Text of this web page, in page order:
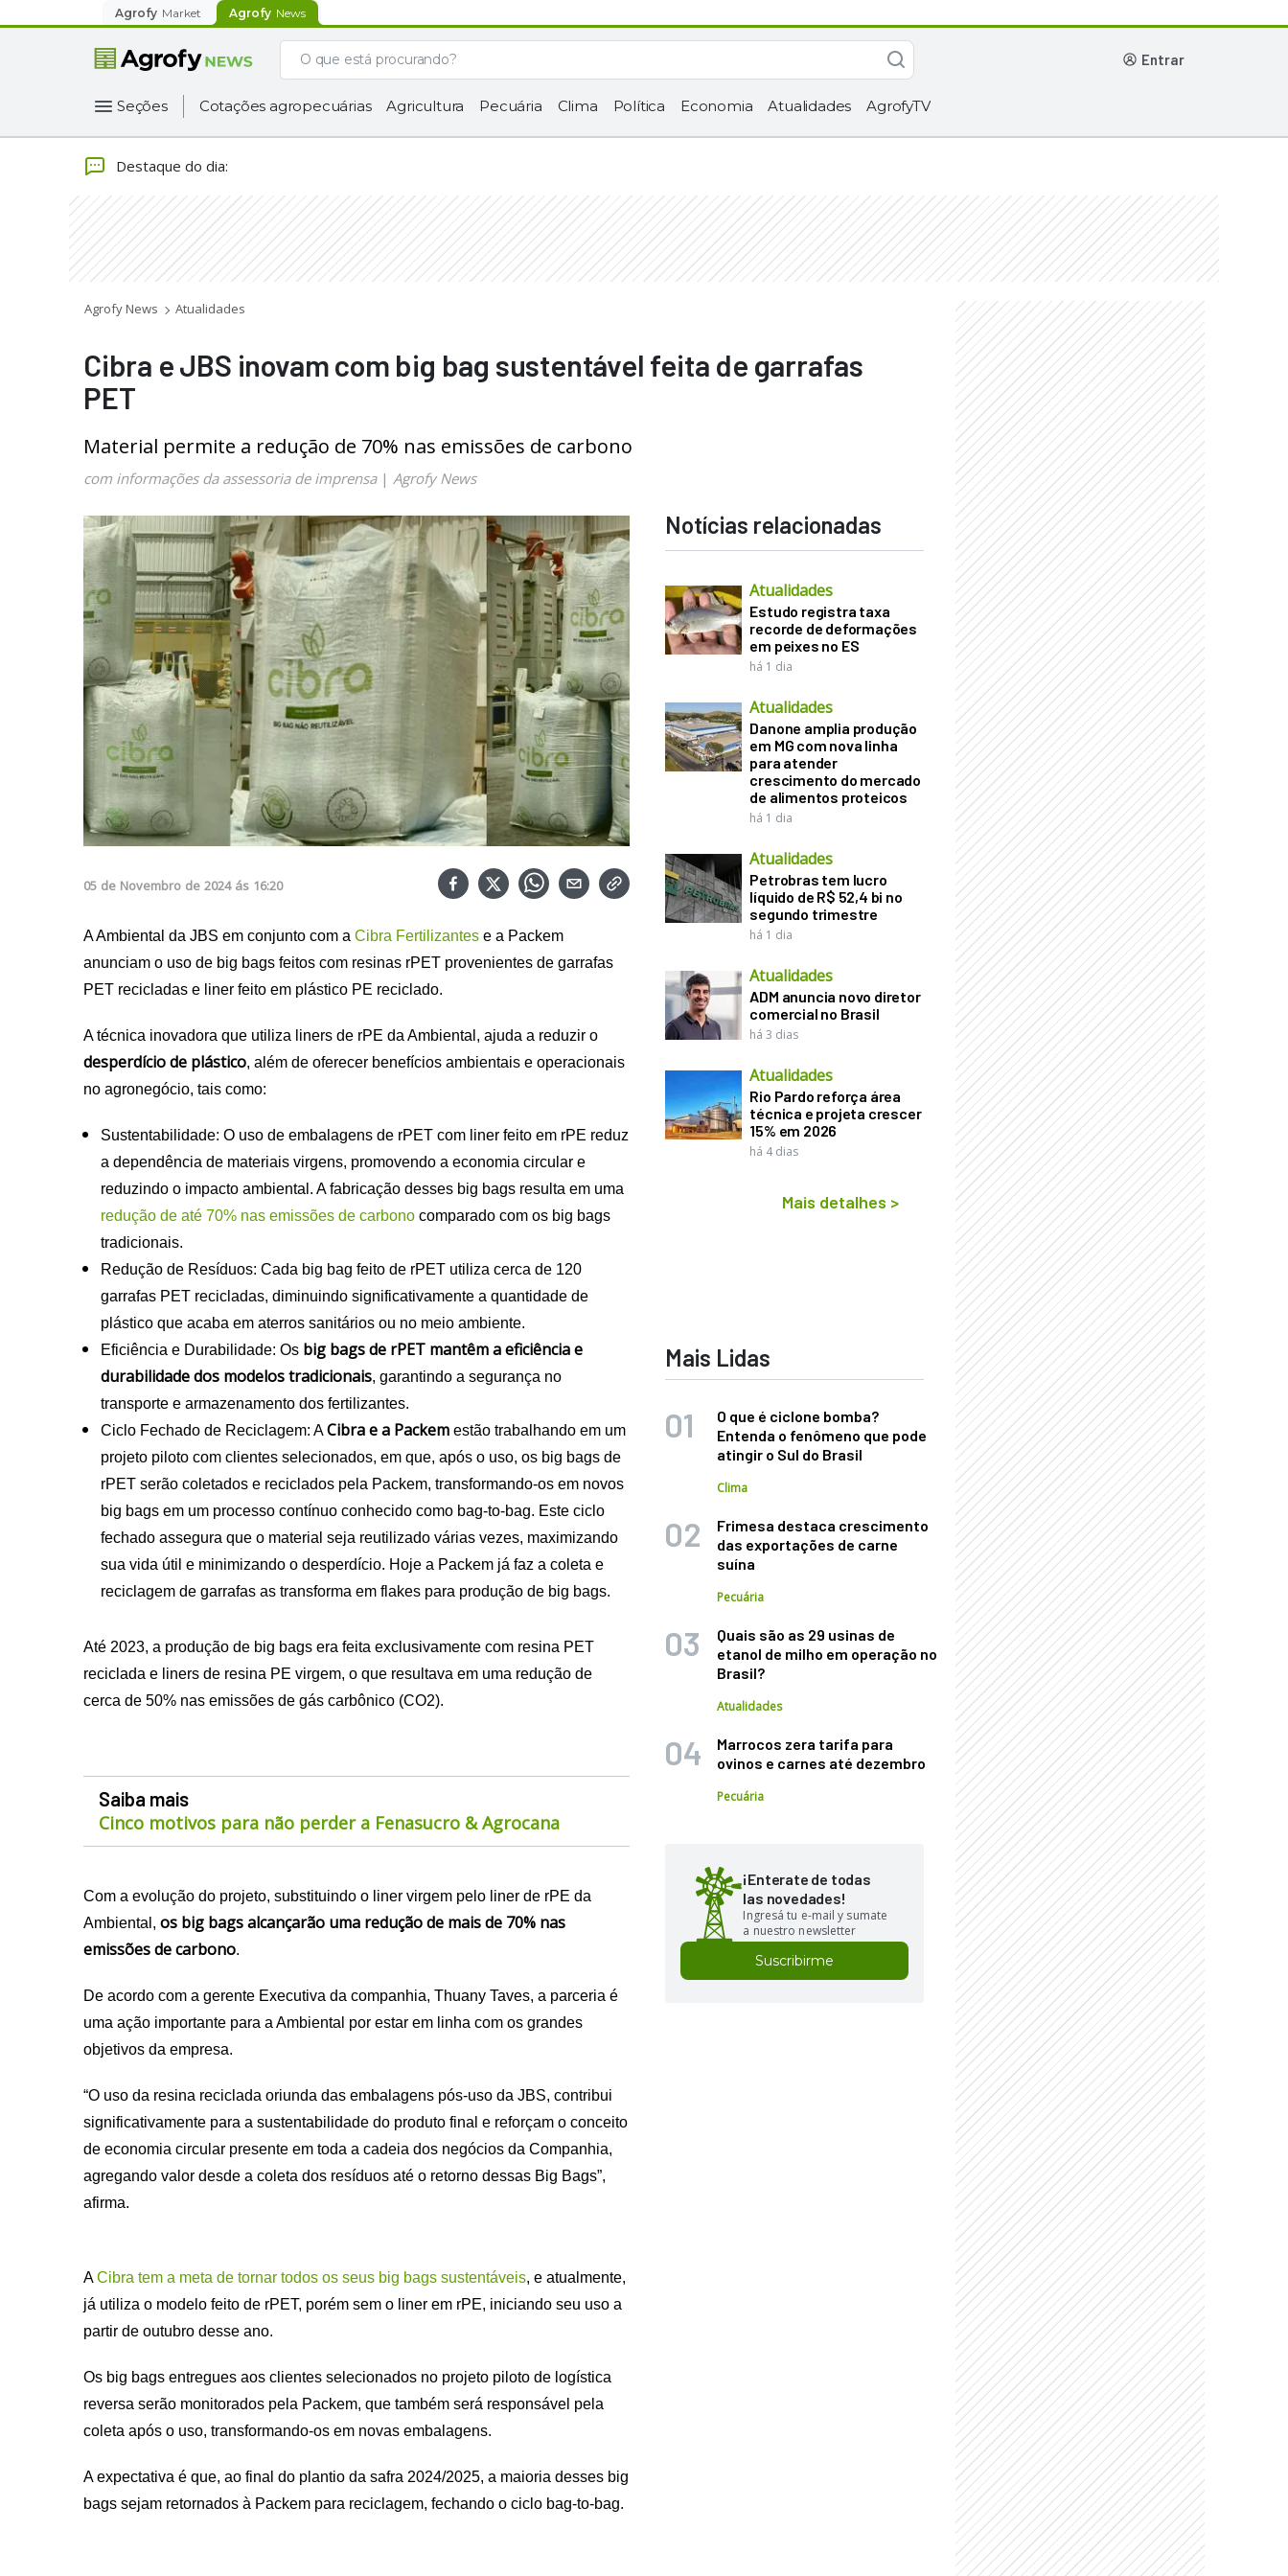
Agrofy Market Agrofy News
entrar
Seções Cotações agropecuárias Agricultura Pecuária Clima Política Economia Atualidades AgrofyTV
Destaque do dia:
Agrofy News Atualidades
Cibra e JBS inovam com big bag sustentável feita de garrafas
PET
Material permite a redução de 70% nas emissões de carbono
com informações da assessoria de imprensa| Agrofy News
05 de Novembro de 2024 ás 16:20
A Ambiental da JBS em conjunto com a Cibra Fertilizantes e a Packem
anunciam o uso de big bags feitos com resinas rPET provenientes de garrafas
PET recicladas e liner feito em plástico PE reciclado.
A técnica inovadora que utiliza liners de rPE da Ambiental, ajuda a reduzir o
desperdício de plástico, além de oferecer benefícios ambientais e operacionais
no agronegócio, tais como:
Sustentabilidade: O uso de embalagens de rPET com liner feito em rPE reduz
a dependência de materiais virgens, promovendo a economia circular e
reduzindo o impacto ambiental. A fabricação desses big bags resulta em uma
redução de até 70% nas emissões de carbono comparado com os big bags
tradicionais.
Redução de Resíduos: Cada big bag feito de rPET utiliza cerca de 120
garrafas PET recicladas, diminuindo significativamente a quantidade de
plástico que acaba em aterros sanitários ou no meio ambiente.
Eficiência e Durabilidade: Os big bags de rPET mantêm a eficiência e
durabilidade dos modelos tradicionais, garantindo a segurança no
transporte e armazenamento dos fertilizantes.
Ciclo Fechado de Reciclagem: ACibra e a Packem estão trabalhando em um
projeto piloto com clientes selecionados, em que, após o uso, os big bags de
rPET serão coletados e reciclados pela Packem, transformando-os em novos
big bags em um processo contínuo conhecido como bag-to-bag. Este ciclo
fechado assegura que o material seja reutilizado várias vezes, maximizando
sua vida útil e minimizando o desperdício. Hoje a Packem já faz a coleta e
reciclagem de garrafas as transforma em flakes para produção de big bags.
Até 2023, a produção de big bags era feita exclusivamente com resina PET
reciclada e liners de resina PE virgem, o que resultava em uma redução de
cerca de 50% nas emissões de gás carbônico (CO2).
Saiba mais
Cinco motivos para não perder a Fenasucro & Agrocana
Com a evolução do projeto, substituindo o liner virgem pelo liner de rPE da
Ambiental, os big bags alcançarão uma redução de mais de 70% nas
emissões de carbono.
De acordo com a gerente Executiva da companhia, Thuany Taves, a parceria é
uma ação importante para a Ambiental por estar em linha com os grandes
objetivos da empresa.
“O uso da resina reciclada oriunda das embalagens pós-uso da JBS, contribui
significativamente para a sustentabilidade do produto final e reforçam o conceito
de economia circular presente em toda a cadeia dos negócios da Companhia,
agregando valor desde a coleta dos resíduos até o retorno dessas Big Bags”,
afirma.
ACibra tem a meta de tornar todos os seus big bags sustentáveis, e atualmente,
já utiliza o modelo feito de rPET, porém sem o liner em rPE, iniciando seu uso a
partir de outubro desse ano.
Os big bags entregues aos clientes selecionados no projeto piloto de logística
reversa serão monitorados pela Packem, que também será responsável pela
coleta após o uso, transformando-os em novas embalagens.
A expectativa é que, ao final do plantio da safra 2024/2025, a maioria desses big
bags sejam retornados à Packem para reciclagem, fechando o ciclo bag-to-bag.
Notícias relacionadas
Atualidades
Estudo registra taxa
recorde de deformações
em peixes no ES
há 1 dia
Atualidades
Danone amplia produção
em MG com nova linha
para atender
crescimento do mercado
de alimentos proteicos
há 1 dia
Atualidades
Petrobras tem lucro
líquido de R$ 52,4 bi no
segundo trimestre
há 1 dia
Atualidades
ADM anuncia novo diretor
comercial no Brasil
há 3 dias
Atualidades
Rio Pardo reforça área
técnica e projeta crescer
15% em 2026
há 4 dias
Mais detalhes >
Mais Lidas
O que é ciclone bomba?
Entenda o fenômeno que pode
atingir o Sul do Brasil
Clima
Frimesa destaca crescimento
das exportações de carne
suína
Pecuária
Quais são as 29 usinas de
etanol de milho em operação no
Brasil?
Atualidades
Marrocos zera tarifa para
ovinos e carnes até dezembro
Pecuária
¡Enterate de todas
las novedades!
Ingresá tu e-mail y sumate
a nuestro newsletter
Suscribirme